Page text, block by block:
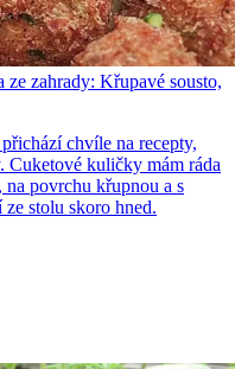
zahrady: Křupavé sousto,
chvíle na recepty,
Cuketové kuličky mám ráda
na povrchu křupnou a s
stolu skoro hned.